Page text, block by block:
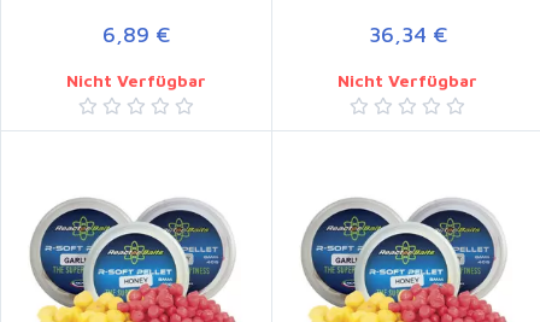
6,89 €
Nicht Verfügbar
36,34 €
Nicht Verfügbar